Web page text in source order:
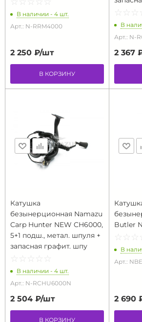
В наличии - 4 шт.
Арт.: N-RRM4000
2 250 ₽/шт
В КОРЗИНУ
☆ ☆ ☆
★ ★ ★
В
Арт.: N-
2 367
Катушка
безынерционная Namazu
Carp Hunter NEW CH6000,
5+1 подш., метал. шпуля +
запасная графит. шпу
☆ ☆ ☆ ☆ ☆
★ ★ ★ ★ ★
В наличии - 4 шт.
Арт.: N-RCHU6000N
2 504 ₽/шт
В КОРЗИНУ
Butler
☆ ☆ ☆
★ ★ ★
В
Арт.:
2 690